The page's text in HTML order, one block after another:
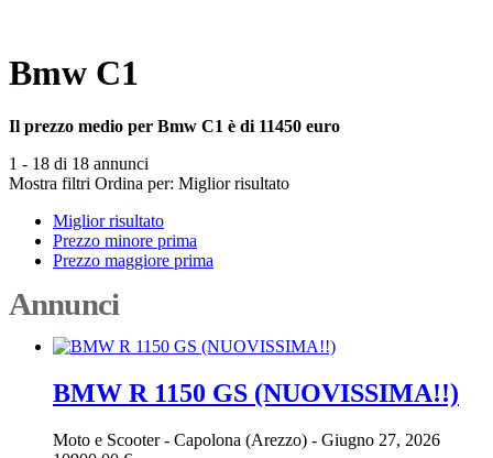
Bmw C1
Il prezzo medio per Bmw C1 è di 11450 euro
1 - 18 di 18 annunci
Mostra filtri Ordina per: Miglior risultato
Miglior risultato
Prezzo minore prima
Prezzo maggiore prima
Annunci
BMW R 1150 GS (NUOVISSIMA!!)
Moto e Scooter- Capolona (Arezzo) - Giugno 27, 2026